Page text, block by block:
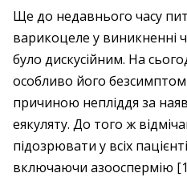
Ще до недавнього часу
варикоцеле у виникненні
було дискусійним. На
особливо його
причиною непліддя за
еякуляту. До того ж
підозрювати у всіх
включаючи азооспермію